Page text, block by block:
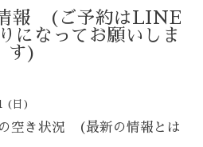
報 (ご予約はLINE
になってお願いしま
す)
(日)
空き状況 (最新の情報とは